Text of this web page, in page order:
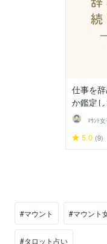
仕事を
か鑑定
ﾏｳﾝﾄ
5.0 (9)
#マウント #マウント
#タロット占い